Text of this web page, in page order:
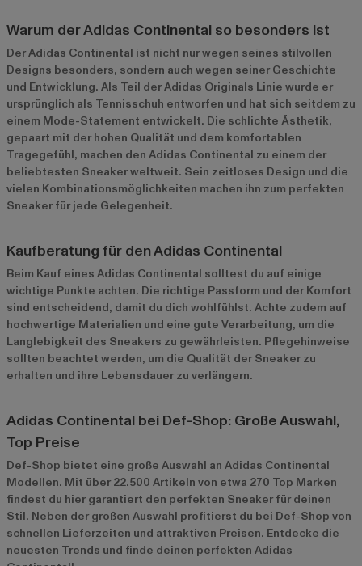
Warum der Adidas Continental so besonders ist
Der Adidas Continental ist nicht nur wegen seines stilvollen
Designs besonders, sondern auch wegen seiner Geschichte
und Entwicklung. Als Teil der Adidas Originals Linie wurde er
ursprünglich als Tennisschuh entworfen und hat sich seitdem zu
einem Mode-Statement entwickelt. Die schlichte Ästhetik,
gepaart mit der hohen Qualität und dem komfortablen
Tragegefühl, machen den Adidas Continental zu einem der
beliebtesten Sneaker weltweit. Sein zeitloses Design und die
vielen Kombinationsmöglichkeiten machen ihn zum perfekten
Sneaker für jede Gelegenheit.
Kaufberatung für den Adidas Continental
Beim Kauf eines Adidas Continental solltest du auf einige
wichtige Punkte achten. Die richtige Passform und der Komfort
sind entscheidend, damit du dich wohlfühlst. Achte zudem auf
hochwertige Materialien und eine gute Verarbeitung, um die
Langlebigkeit des Sneakers zu gewährleisten. Pflegehinweise
sollten beachtet werden, um die Qualität der Sneaker zu
erhalten und ihre Lebensdauer zu verlängern.
Adidas Continental bei Def-Shop: Große Auswahl,
Top Preise
Def-Shop bietet eine große Auswahl an Adidas Continental
Modellen. Mit über 22.500 Artikeln von etwa 270 Top Marken
findest du hier garantiert den perfekten Sneaker für deinen
Stil. Neben der großen Auswahl profitierst du bei Def-Shop von
schnellen Lieferzeiten und attraktiven Preisen. Entdecke die
neuesten Trends und finde deinen perfekten Adidas